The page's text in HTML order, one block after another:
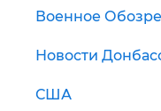
Военное
Новости
США